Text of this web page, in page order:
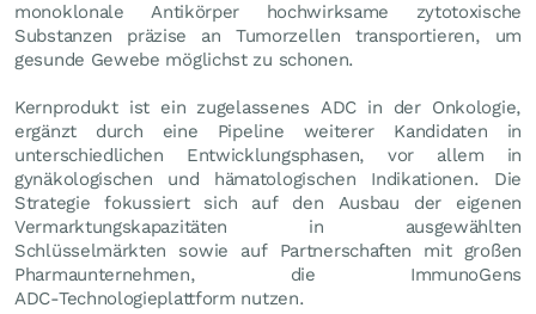
monoklonale Antikörper hochwirksame zytotoxische
Substanzen präzise an Tumorzellen transportieren, um
gesunde Gewebe möglichst zu schonen.
Kernprodukt ist ein zugelassenes ADC in der Onkologie,
ergänzt durch eine Pipeline weiterer Kandidaten in
unterschiedlichen Entwicklungsphasen, vor allem in
gynäkologischen und hämatologischen Indikationen. Die
Strategie fokussiert sich auf den Ausbau der eigenen
Vermarktungskapazitäten in ausgewählten
Schlüsselmärkten sowie auf Partnerschaften mit großen
Pharmaunternehmen, die ImmunoGens
ADC‑Technologieplattform nutzen.